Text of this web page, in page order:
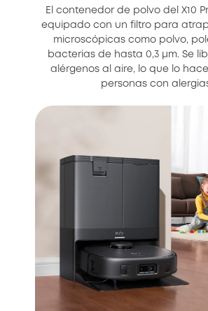
El contenedor de polvo del X10
equipado con un filtro para
microscópicas como polvo,
bacterias de hasta 0,3 μm. Se
alérgenos al aire, lo que lo
personas con